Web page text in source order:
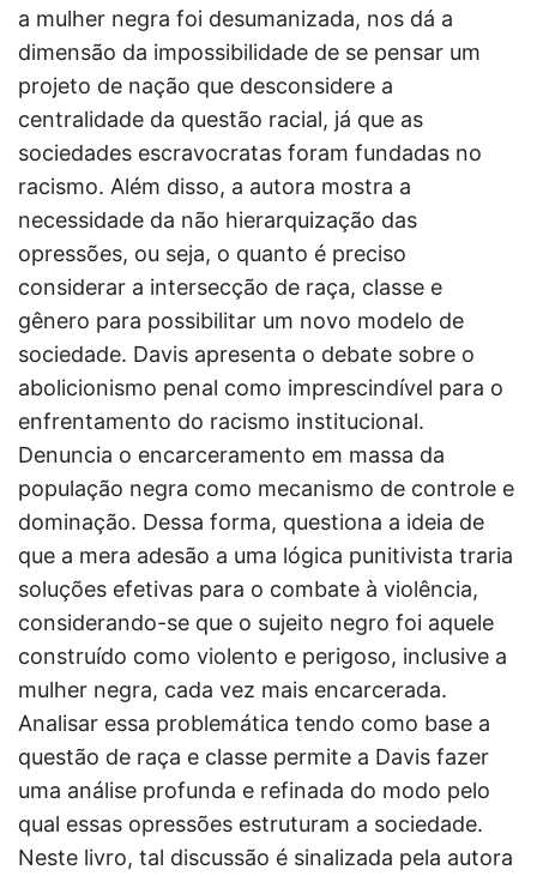
a mulher negra foi desumanizada, nos dá a
dimensão da impossibilidade de se pensar um
projeto de nação que desconsidere a
centralidade da questão racial, já que as
sociedades escravocratas foram fundadas no
racismo. Além disso, a autora mostra a
necessidade da não hierarquização das
opressões, ou seja, o quanto é preciso
considerar a intersecção de raça, classe e
gênero para possibilitar um novo modelo de
sociedade. Davis apresenta o debate sobre o
abolicionismo penal como imprescindível para o
enfrentamento do racismo institucional.
Denuncia o encarceramento em massa da
população negra como mecanismo de controle e
dominação. Dessa forma, questiona a ideia de
que a mera adesão a uma lógica punitivista traria
soluções efetivas para o combate à violência,
considerando-se que o sujeito negro foi aquele
construído como violento e perigoso, inclusive a
mulher negra, cada vez mais encarcerada.
Analisar essa problemática tendo como base a
questão de raça e classe permite a Davis fazer
uma análise profunda e refinada do modo pelo
qual essas opressões estruturam a sociedade.
Neste livro, tal discussão é sinalizada pela autora